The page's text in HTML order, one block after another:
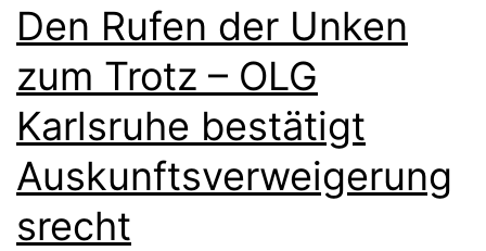
Den Rufen der Unken
zum Trotz – OLG
Karlsruhe bestätigt
Auskunftsverweigerung
srecht